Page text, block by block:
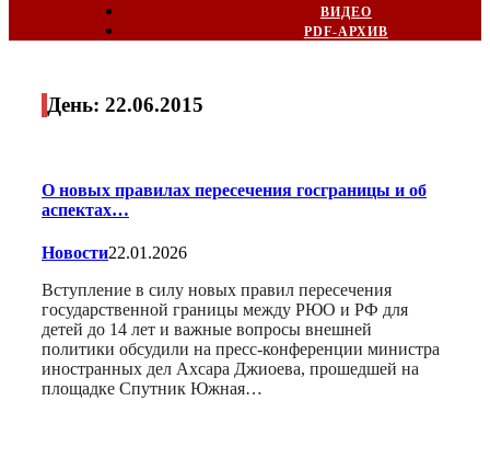
ВИДЕО
PDF-АРХИВ
День: 22.06.2015
О новых правилах пересечения госграницы и об
аспектах…
Новости22.01.2026
Вступление в силу новых правил пересечения
государственной границы между РЮО и РФ для
детей до 14 лет и важные вопросы внешней
политики обсудили на пресс-конференции министра
иностранных дел Ахсара Джиоева, прошедшей на
площадке Спутник Южная…